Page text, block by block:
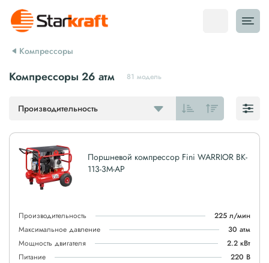
Компрессоры
Компрессоры 26 атм 81 модель
Производительность
Поршневой компрессор Fini WARRIOR BK-
113-3M-AP
Производительность
225 л/мин
Максимальное давление
30 атм
Мощность двигателя
2.2 кВт
Питание
220 В